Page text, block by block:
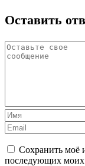
Оставить
Сохранить моё
последующих моих